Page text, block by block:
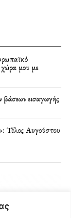
μου με
εισαγωγής
Τέλος Αυγούστου